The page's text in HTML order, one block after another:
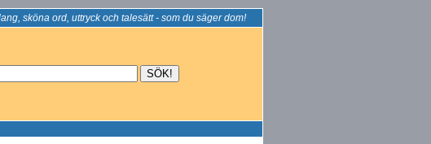
sköna ord, uttryck och talesätt - som du säger dom!